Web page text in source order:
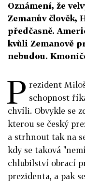
Oznámení, že
Zemanův člověk,
předčasně.
kvůli Zemanově
nebudou.
P rezident
schopnost
chvíli. Obvykle se
kterou se český
a strhnout tak na
kdy se taková
chlubilství obrací
prezidenta, a pak